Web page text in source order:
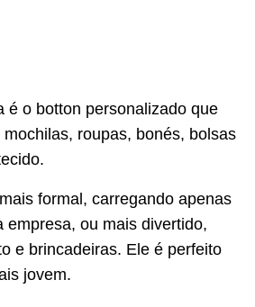
é o botton personalizado que
roupas, bonés, bolsas
formal, carregando apenas
empresa, ou mais divertido,
e brincadeiras. Ele é perfeito
jovem.